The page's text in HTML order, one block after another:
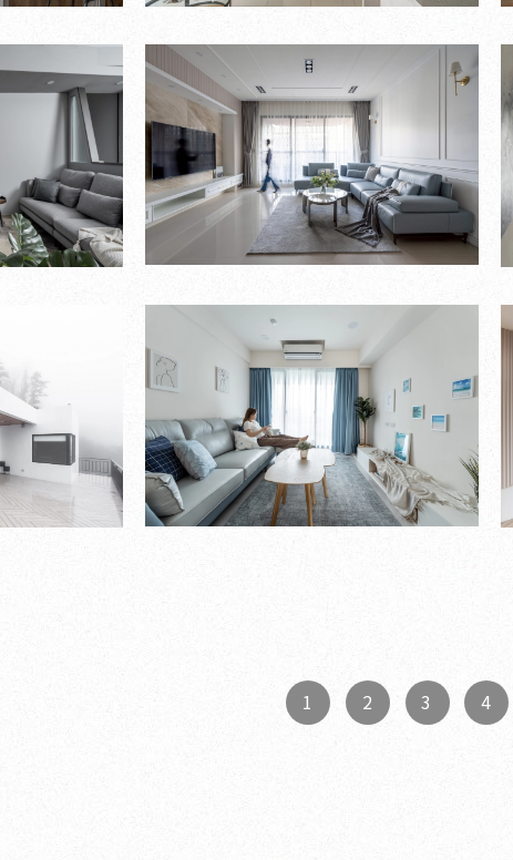
1 2 3 4